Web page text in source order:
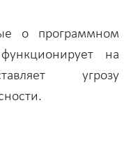
о программном
на
угрозу